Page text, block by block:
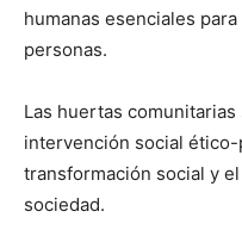
humanas esenciales
personas.
Las huertas comunitarias
intervención social
transformación social y
sociedad.